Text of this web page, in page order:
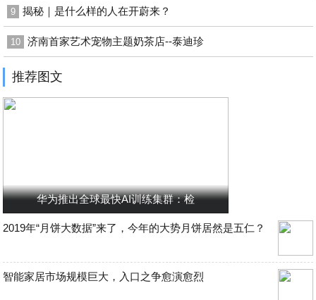
9 揭秘｜是什么样的人在开蔚来？
10 济南首家艺术宠物主题奶茶店--泰迪珍
推荐图文
华为推出全球最快AI训练集群：检
2019年“月饼大数据”来了，今年的大势月饼居然是五仁？
智能家居市场规模巨大，入口之争愈演愈烈